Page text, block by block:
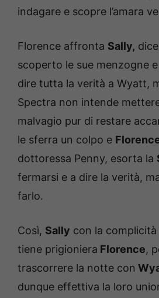
indagare e scopre l’amara
Florence affronta Sally,
scoperto le sue menzogne
dire tutta la verità a Wyatt,
Spectra non intende
malvagio pur di restare
le sferra un colpo e
dottoressa Penny, esorta la
fermarsi e a dire la verità,
farlo.
Così, Sally con la
tiene prigioniera Florence,
trascorrere la notte con
dunque effettiva la loro